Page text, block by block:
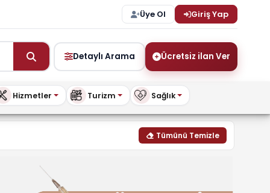
Üye Ol Giriş Yap
Detaylı Arama Ücretsiz ilan Ver
Hizmetler Turizm Sağlık
modelleri | Tümünü Temizle